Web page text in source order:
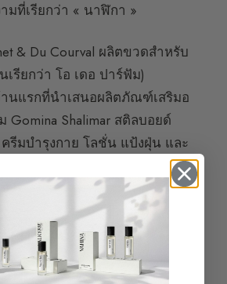
มที่เรียกว่า « นาฬิกา »
& Du Courval ผลิตขวดสำหรับ
รียกว่า โอ เดอ ปาร์ฟัม)
านแรกที่นำเสนอผลิตภัณฑ์เสริมอ
Gomina Shalimar สติลบอยด์
รีมบำรุงกาย โลชั่น แป้งฝุ่น และ
ฝรั่งเศสสู่